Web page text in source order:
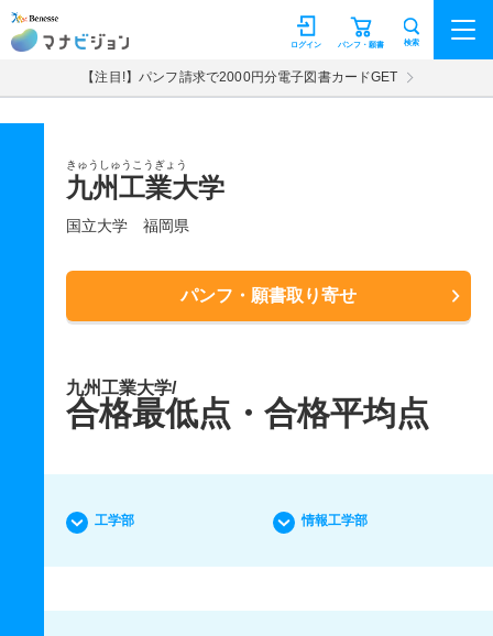
マナビジョン パンフ・願書
ログイン 検索
【注目!】パンフ請求で2000円分電子図書カードGET
きゅうしゅうこうぎょう
九州工業大学
国立大学 福岡県
パンフ・願書取り寄せ
九州工業大学/
合格最低点・合格平均点
工学部 情報工学部